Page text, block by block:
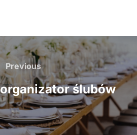
Previous
Previous
ślubów